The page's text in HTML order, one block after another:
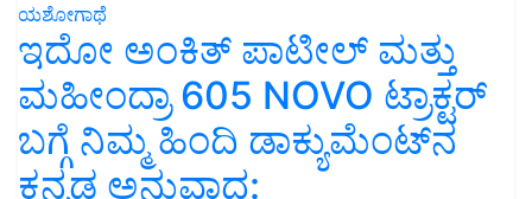
ಯಶೋಗಾಥೆ
ಇದೋ ಅಂಕಿತ್ ಪಾಟೀಲ್ ಮತ್ತು
ಮಹೀಂದ್ರಾ 605 NOVO ಟ್ರಾಕ್ಟರ್
ಬಗ್ಗೆ ನಿಮ್ಮ ಹಿಂದಿ ಡಾಕ್ಯುಮೆಂಟ್‌ನ
ಕನ್ನಡ ಅನುವಾದ: